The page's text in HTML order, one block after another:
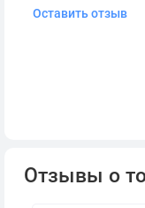
Оставить отзыв
Отзывы о